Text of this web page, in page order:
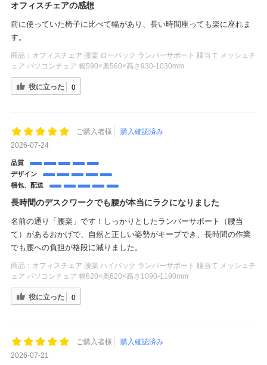
オフィスチェアの感想
前に使っていた椅子に比べて幅があり、長い時間座っても楽に座れま
す。
商品： オフィスチェア 腰楽 ローバック ランバーサポート 腰当て メッシュチ
ェア パソコンチェア 幅590×奥560×高さ930-1030mm
役に立った 0
ご購入者様
購入確認済み
2026-07-24
品質
デザイン
梱包、配送
長時間のデスクワークでも腰が本当にラクになりました
名前の通り「腰楽」です！しっかりとしたランバーサポート（腰当
て）があるおかげで、自然と正しい姿勢がキープでき、長時間の作業
でも腰への負担が格段に減りました。
商品： オフィスチェア 腰楽 ハイバック ランバーサポート 腰当て メッシュチ
ェア パソコンチェア 幅620×奥620×高さ1090-1190mm
役に立った 0
ご購入者様
購入確認済み
2026-07-21